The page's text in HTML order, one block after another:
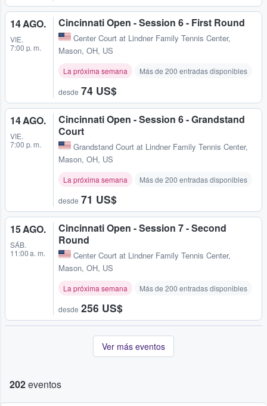
14 AGO.
VIE.
7:00 p. m.
Cincinnati Open - Session 6 - First Round
Center Court at Lindner Family Tennis Center,
Mason, OH, US
La próxima semana Más de 200 entradas disponibles
desde 74 US$
14 AGO.
VIE.
7:00 p. m.
Cincinnati Open - Session 6 - Grandstand
Court
Grandstand Court at Lindner Family Tennis Center,
Mason, OH, US
La próxima semana Más de 200 entradas disponibles
desde 71 US$
15 AGO.
SÁB.
11:00 a. m.
Cincinnati Open - Session 7 - Second
Round
Center Court at Lindner Family Tennis Center,
Mason, OH, US
La próxima semana Más de 200 entradas disponibles
desde 256 US$
Ver más eventos
202eventos